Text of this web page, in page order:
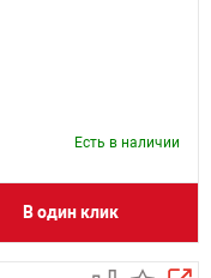
Есть в наличии
В один клик